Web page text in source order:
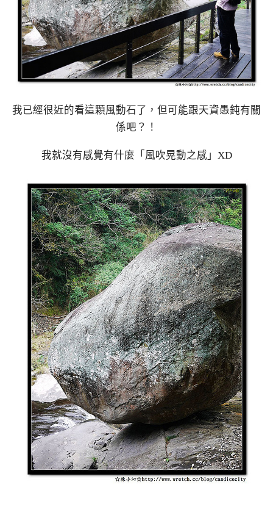
我已經很近的看這顆風動石了，但可能跟天資愚鈍有關
係吧？！
我就沒有感覺有什麼「風吹晃動之感」XD